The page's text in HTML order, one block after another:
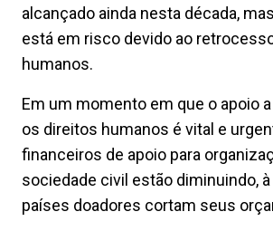
alcançado ainda nesta década,
está em risco devido ao
humanos.
Em um momento em que o apoio
os direitos humanos é vital e
financeiros de apoio para
sociedade civil estão diminuindo,
países doadores cortam seus